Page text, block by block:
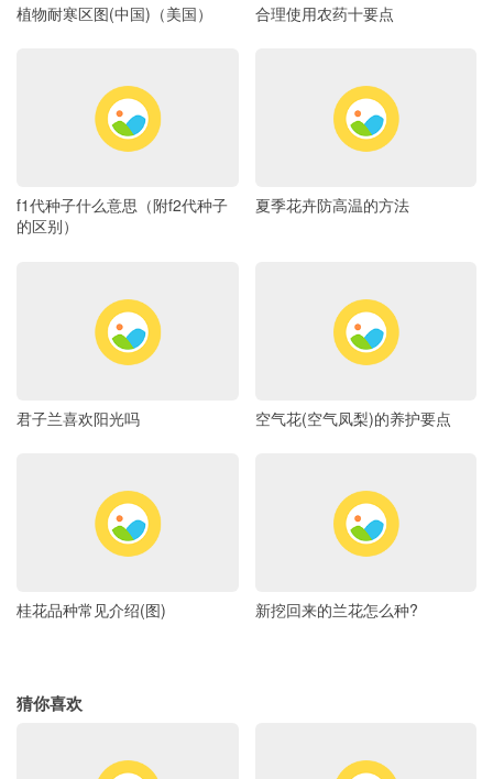
植物耐寒区图(中国)（美国） 合理使用农药十要点
f1代种子什么意思（附f2代种子
的区别）
夏季花卉防高温的方法
君子兰喜欢阳光吗 空气花(空气凤梨)的养护要点
桂花品种常见介绍(图) 新挖回来的兰花怎么种?
猜你喜欢